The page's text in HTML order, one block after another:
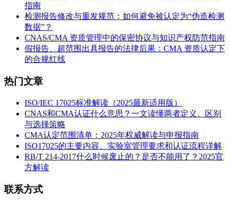
指南
检测报告修改与重发规范：如何避免被认定为“伪造检测
数据”？
CNAS/CMA 资质管理中的保密协议与知识产权防范指南
假报告、超范围出具报告的法律后果：CMA 资质认定下
的合规红线
热门文章
ISO/IEC 17025标准解读（2025最新适用版）
CNAS和CMA认证什么意思？一文读懂两者定义、区别
与选择策略
CMA认定范围清单：2025年权威解读与申报指南
ISO17025的主要内容、实验室管理要求和认证流程详解
RB/T 214-2017什么时候废止的？是否不能用了？2025官
方解读
联系方式